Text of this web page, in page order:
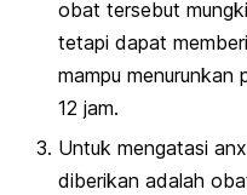
obat tersebut
tetapi dapat
mampu menurunkan
12 jam.
Untuk mengatasi
diberikan adalah